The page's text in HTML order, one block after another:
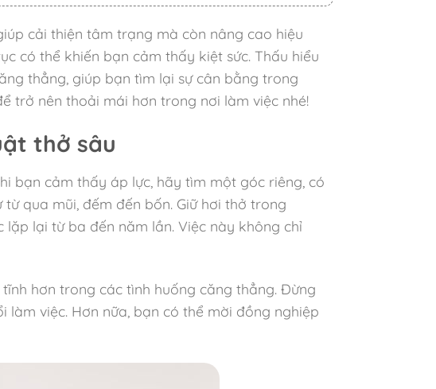
cải thiện tâm trạng mà còn nâng cao hiệu
có thể khiến bạn cảm thấy kiệt sức. Thấu hiểu
thẳng, giúp bạn tìm lại sự cân bằng trong
trở nên thoải mái hơn trong nơi làm việc nhé!
thở sâu
bạn cảm thấy áp lực, hãy tìm một góc riêng, có
qua mũi, đếm đến bốn. Giữ hơi thở trong
lại từ ba đến năm lần. Việc này không chỉ
hơn trong các tình huống căng thẳng. Đừng
việc. Hơn nữa, bạn có thể mời đồng nghiệp